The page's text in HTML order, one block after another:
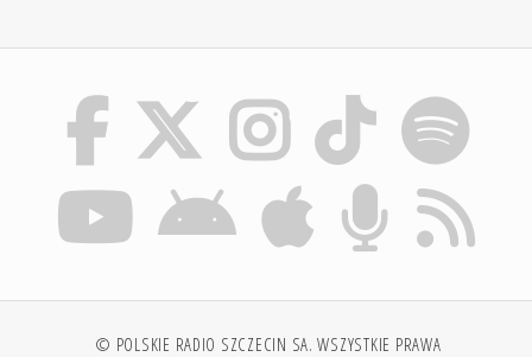
© POLSKIE RADIO SZCZECIN SA. WSZYSTKIE PRAWA